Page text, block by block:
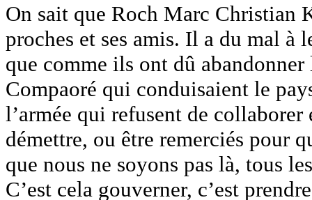
On sait que Roch Marc Christian
proches et ses amis. Il a du mal à
que comme ils ont dû
Compaoré qui conduisaient le
l’armée qui refusent de
démettre, ou être remerciés pour
que nous ne soyons pas là, tous
C’est cela gouverner, c’est